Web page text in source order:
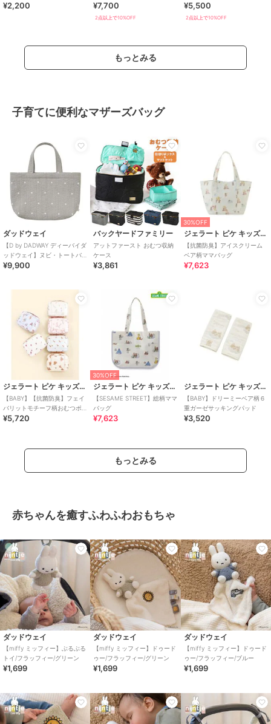
枚
¥2,200 ¥7,700
2点以上で10%OFF
¥5,500
2点以上で10%OFF
もっとみる
子育てに便利なマザーズバッグ
ダッドウェイ
【D by DADWAY ディーバイダ
ッドウェイ】ヌビ・トートバ
ッグ/ドット/グレー
¥9,900
バックヤードファミリー
アットファースト おむつ収納
ケース
¥3,861
30%OFF
ジェラート ピケ キッズ＆ベビー
【抗菌防臭】アイスクリーム
ベア柄ママバッグ
¥7,623
ジェラート ピケ キッズ＆ベビー
【BABY】【抗菌防臭】フェイ
バリットモチーフ柄おむつポ
ーチ
¥5,720
30%OFF
ジェラート ピケ キッズ＆ベビー
【SESAME STREET】総柄ママ
バッグ
¥7,623
ジェラート ピケ キッズ＆ベビー
【BABY】ドリーミーベア柄６
重ガーゼサッキングパッド
¥3,520
もっとみる
赤ちゃんを癒すふわふわおもちゃ
ダッドウェイ
【miffy ミッフィー】ぶるぶる
トイ/フラッフィー/グリーン
¥1,699
ダッドウェイ
【miffy ミッフィー】ドゥード
ゥー/フラッフィー/グリーン
¥1,699
ダッドウェイ
【miffy ミッフィー】ドゥード
ゥー/フラッフィー/ブルー
¥1,699